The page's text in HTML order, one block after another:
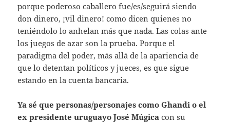
porque poderoso caballero fue/es/seguirá siendo
don dinero, ¡vil dinero! como dicen quienes no
teniéndolo lo anhelan más que nada. Las colas ante
los juegos de azar son la prueba. Porque el
paradigma del poder, más allá de la apariencia de
que lo detentan políticos y jueces, es que sigue
estando en la cuenta bancaria.
Ya sé que personas/personajes como Ghandi o el
ex presidente uruguayo José Múgica con su